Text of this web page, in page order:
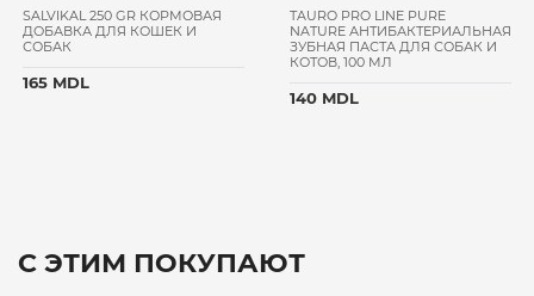
SALVIKAL 250 GR КОРМОВАЯ
ДОБАВКА ДЛЯ КОШЕК И
СОБАК
165 MDL
TAURO PRO LINE PURE
NATURE АНТИБАКТЕРИАЛЬНАЯ
ЗУБНАЯ ПАСТА ДЛЯ СОБАК И
КОТОВ, 100 МЛ
140 MDL
С ЭТИМ ПОКУПАЮТ